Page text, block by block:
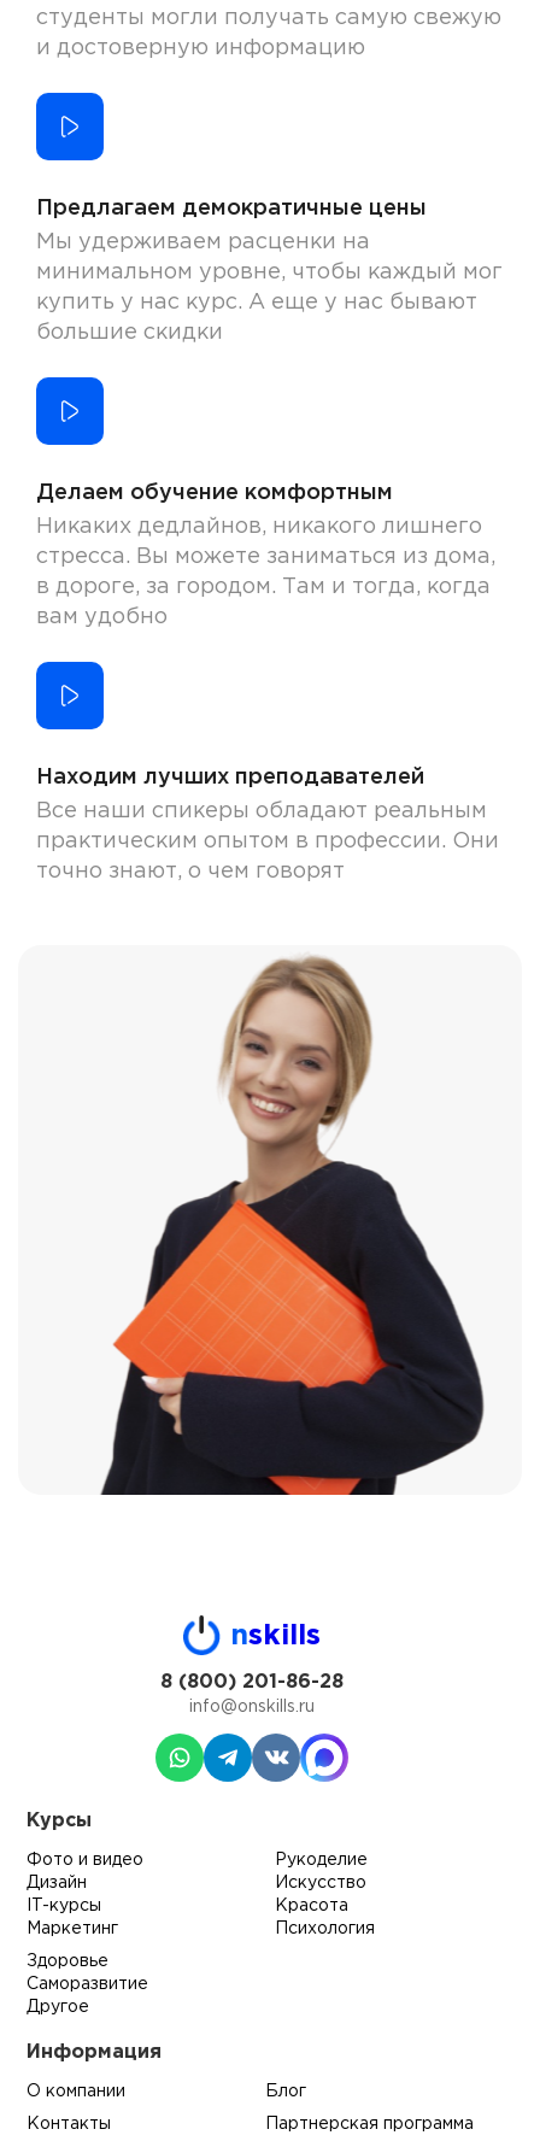
студенты могли получать самую свежую
и достоверную информацию
Предлагаем демократичные цены
Мы удерживаем расценки на
минимальном уровне, чтобы каждый мог
купить у нас курс. А еще у нас бывают
большие скидки
Делаем обучение комфортным
Никаких дедлайнов, никакого лишнего
стресса. Вы можете заниматься из дома,
в дороге, за городом. Там и тогда, когда
вам удобно
Находим лучших преподавателей
Все наши спикеры обладают реальным
практическим опытом в профессии. Они
точно знают, о чем говорят
nskills
8 (800) 201-86-28
info@onskills.ru
Курсы
Фото и видео
Дизайн
IT-курсы
Маркетинг
Рукоделие
Искусство
Красота
Психология
Здоровье
Саморазвитие
Другое
Информация
О компании Блог
Контакты Партнерская программа